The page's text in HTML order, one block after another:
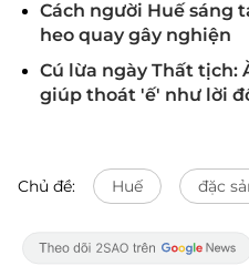
Cách người Huế sáng
heo quay gây nghiện
Cú lừa ngày Thất tịch:
giúp thoát 'ế' như lời
Chủ đề: Huế đặc